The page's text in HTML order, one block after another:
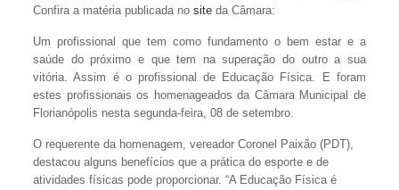
Confira a matéria publicada nositeda Câmara:
Um profissional que tem como fundamento o bem estar e a
saúde do próximo e que tem na superação do outro a sua
vitória. Assim é o profissional de Educação Física. E foram
estes profissionais os homenageados da Câmara Municipal de
Florianópolis nesta segunda-feira, 08 de setembro.
O requerente da homenagem, vereador Coronel Paixão (PDT),
destacou alguns benefícios que a prática do esporte e de
atividades físicas pode proporcionar. “A Educação Física é